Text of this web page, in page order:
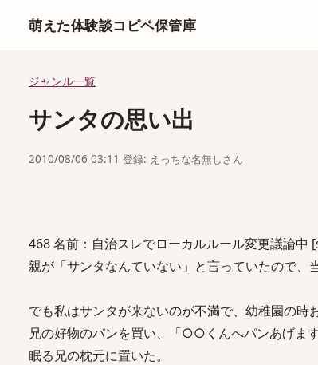
萌えた体験談コピペ保管庫
ジャンル一覧
サンタの思い出
2010/08/06 03:11 登録: えっちな名無しさん
468 名前：自治スレでローカルルール変更議論
親が「サンタなんていない」と言っていたので、
でも私はサンタが来ないのが不満で、幼稚園の時
兄の好物のパンを買い、「○○くんへパンあげま
眠る兄の枕元に置いた。